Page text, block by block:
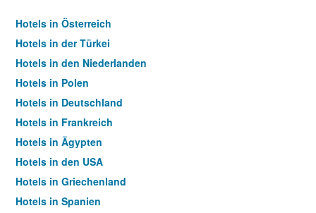
Hotels in Österreich
Hotels in der Türkei
Hotels in den Niederlanden
Hotels in Polen
Hotels in Deutschland
Hotels in Frankreich
Hotels in Ägypten
Hotels in den USA
Hotels in Griechenland
Hotels in Spanien